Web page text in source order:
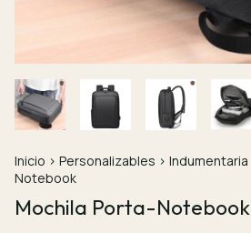
Inicio > Personalizables > Indumentaria
Notebook
Mochila Porta-Notebook